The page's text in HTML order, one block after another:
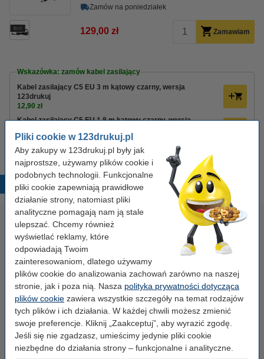
Pliki cookie w 123drukuj.pl
Aby zakupy w 123drukuj.pl były jak
najprostsze, używamy plików cookie i
podobnych technologii. Funkcjonalne
pliki cookie zapewniają prawidłowe
działanie strony, natomiast pliki
analityczne pomagają nam ją stale
ulepszać. Chcemy również
wyświetlać reklamy, które
odpowiadają Twoim
zainteresowaniom, dlatego używamy
plików cookie do analizowania zachowań zarówno na naszej
stronie, jak i poza nią. Nasza polityka prywatności dotycząca
plików cookie zawiera wszystkie szczegóły na temat rodzajów
tych plików i ich działania. W każdej chwili możesz zmienić
swoje preferencje. Kliknij „Zaakceptuj”, aby wyrazić zgodę.
Jeśli się nie zgadzasz, umieścimy jedynie pliki cookie
niezbędne do działania strony – funkcjonalne i analityczne.
Zamów na poniedziałek
129,00 zł Zamawiam
Wskazówka: zamów kabel zasilający
Kabel zasilający C5 EU 3 m kątowy czarny, wersja
123drukuj
12,90 zł
Kabel zasilający C5 EU 1,8 m kątowy czarny, wersja
8,90 zł
Popularne produkty
Spinacze biurowe 33 mm
okrągłe (100 sztuk), 123drukuj
2,90 zł z VAT
Segregator A4 plastikowy
niebieski 80 mm, 123drukuj
9,90 zł z VAT